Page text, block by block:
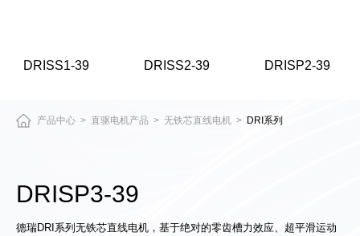
DRISS1-39 DRISS2-39 DRISP2-39
产品中心 > 直驱电机产品 > 无铁芯直线电机 > DRI系列
DRISP3-39
德瑞DRI系列无铁芯直线电机，基于绝对的零齿槽力效应、超平滑运动